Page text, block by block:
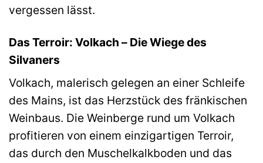
vergessen lässt.
Das Terroir: Volkach – Die Wiege des
Silvaners
Volkach, malerisch gelegen an einer Schleife
des Mains, ist das Herzstück des fränkischen
Weinbaus. Die Weinberge rund um Volkach
profitieren von einem einzigartigen Terroir,
das durch den Muschelkalkboden und das